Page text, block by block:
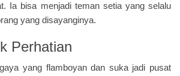
Ia bisa menjadi teman setia yang selalu
yang disayanginya.
Perhatian
yang flamboyan dan suka jadi pusat